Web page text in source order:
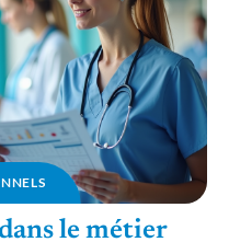
le métier